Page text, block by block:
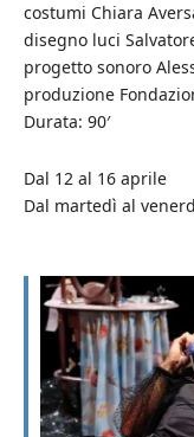
costumi Chiara
disegno luci
progetto sonoro
produzione
Durata: 90′
Dal 12 al 16 aprile
Dal martedì al